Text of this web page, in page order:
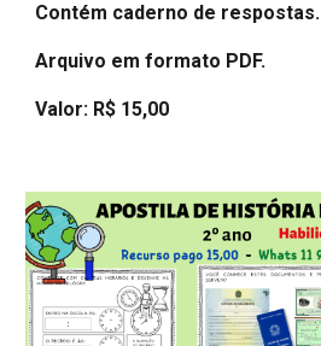
Contém caderno de respostas.
Arquivo em formato PDF.
Valor: R$ 15,00